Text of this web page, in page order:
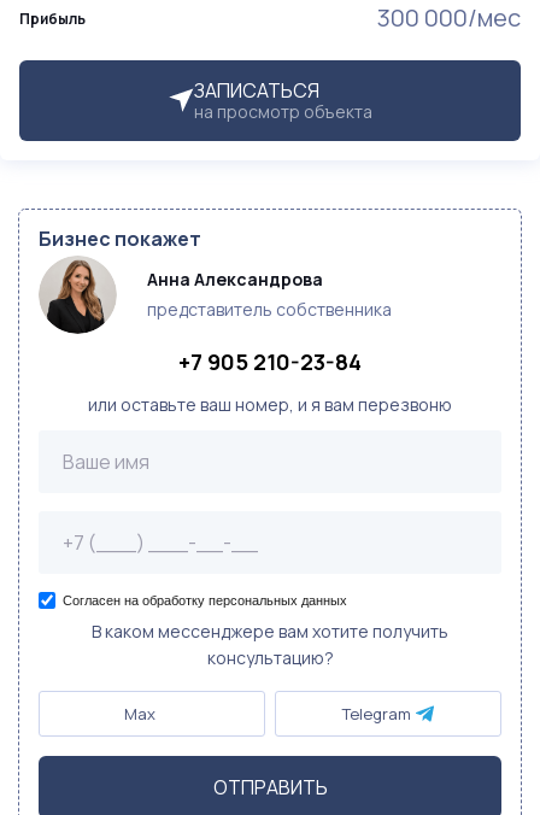
Прибыль 300 000/мес
ЗАПИСАТЬСЯ
на просмотр объекта
Бизнес покажет
Анна Александрова
представитель собственника
+7 905 210-23-84
или оставьте ваш номер, и я вам перезвоню
Согласен на обработку персональных данных
В каком мессенджере вам хотите получить
консультацию?
Max Telegram
ОТПРАВИТЬ